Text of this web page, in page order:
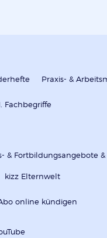
Praxis- &
Fachbegriffe
& Fortbildungsangebote
kizz Elternwelt
online kündigen